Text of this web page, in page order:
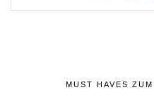
MUST HAVES